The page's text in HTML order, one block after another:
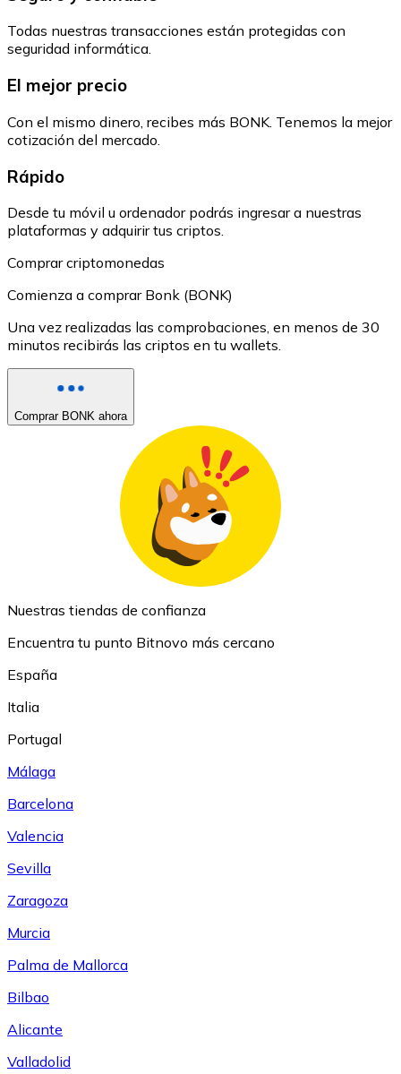
Todas nuestras transacciones están protegidas con
seguridad informática.
El mejor precio
Con el mismo dinero, recibes más BONK. Tenemos la mejor
cotización del mercado.
Rápido
Desde tu móvil u ordenador podrás ingresar a nuestras
plataformas y adquirir tus criptos.
Comprar criptomonedas
Comienza a comprar Bonk (BONK)
Una vez realizadas las comprobaciones, en menos de 30
minutos recibirás las criptos en tu wallets.
Comprar BONK ahora
Nuestras tiendas de confianza
Encuentra tu punto Bitnovo más cercano
España
Italia
Portugal
Málaga
Barcelona
Valencia
Sevilla
Zaragoza
Murcia
Palma de Mallorca
Bilbao
Alicante
Valladolid